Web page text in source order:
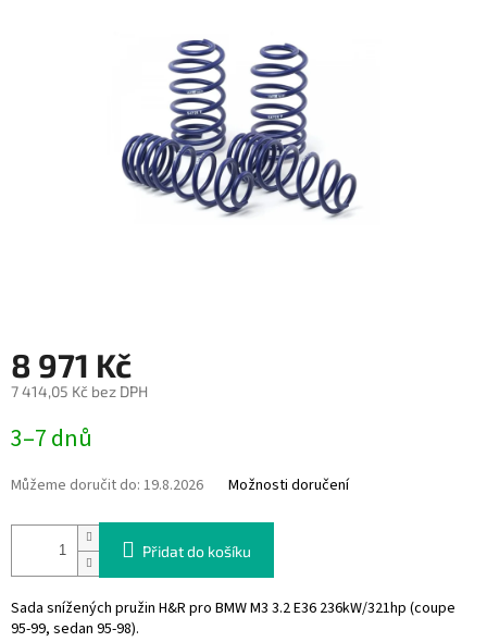
8 971 Kč
7 414,05 Kč bez DPH
cena:
3–7 dnů
Můžeme doručit do: 19.8.2026 Možnosti doručení
Přidat do košíku
Sada snížených pružin H&R pro BMW M3 3.2 E36 236kW/321hp (coupe
95-99, sedan 95-98).